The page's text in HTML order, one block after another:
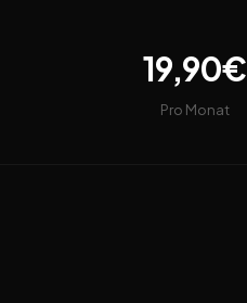
19,90€
Pro Monat